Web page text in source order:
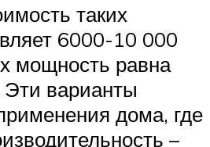
таких
6000-10 000
мощность равна
варианты
дома, где
–